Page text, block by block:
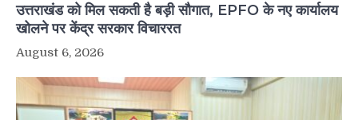
उत्तराखंड को मिल सकती है बड़ी सौगात, EPFO के नए कार्यालय
खोलने पर केंद्र सरकार विचाररत
August 6, 2026